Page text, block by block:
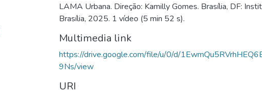
LAMA Urbana. Direção: Kamilly Gomes. Brasília, DF:
Brasília, 2025. 1 vídeo (5 min 52 s).
Multimedia link
https://drive.google.com/file/u/0/d/
9Ns/view
URI